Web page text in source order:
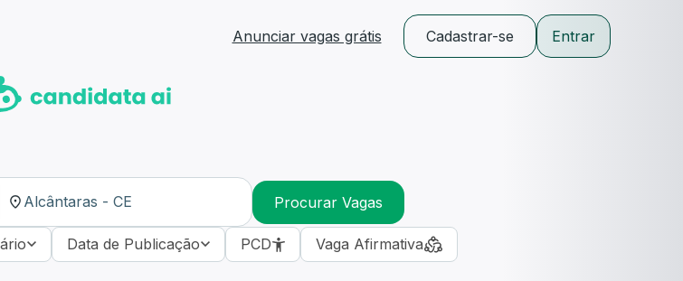
Anunciar vagas grátis Cadastrar-se Entrar
Procurar Vagas
Data de Publicação PCD Vaga Afirmativa